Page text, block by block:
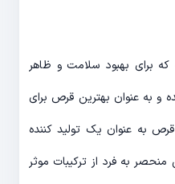
برای بهبود سلامت و ظاهر
به عنوان بهترین قرص برای
به عنوان یک تولید کننده
به فرد از ترکیبات موثر